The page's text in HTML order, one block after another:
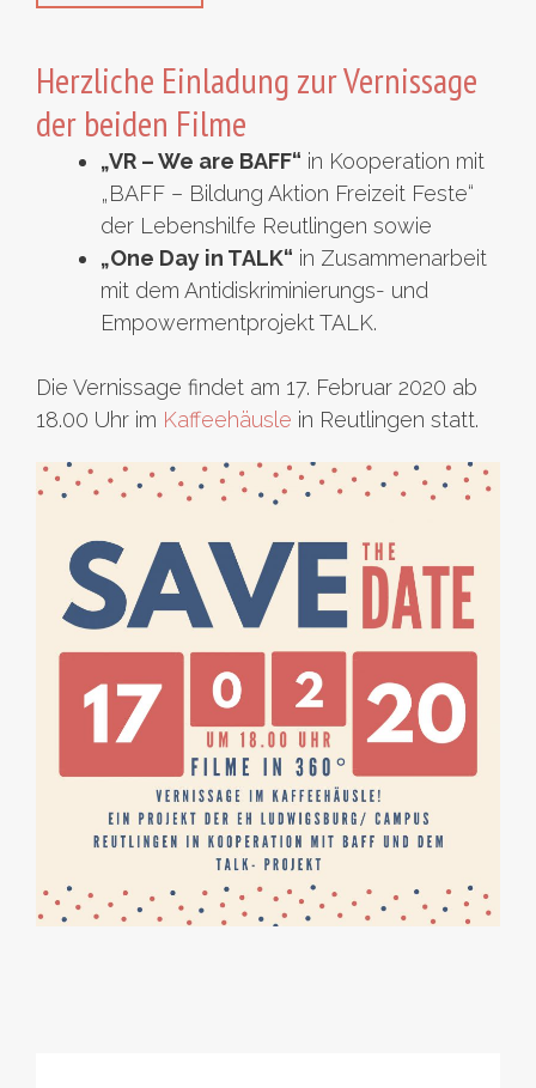
Herzliche Einladung zur Vernissage
der beiden Filme
„VR – We are BAFF“ in Kooperation mit
„BAFF – Bildung Aktion Freizeit Feste“
der Lebenshilfe Reutlingen sowie
„One Day in TALK“ in Zusammenarbeit
mit dem Antidiskriminierungs- und
Empowermentprojekt TALK.
Die Vernissage findet am 17. Februar 2020 ab
18.00 Uhr im Kaffeehäusle in Reutlingen statt.